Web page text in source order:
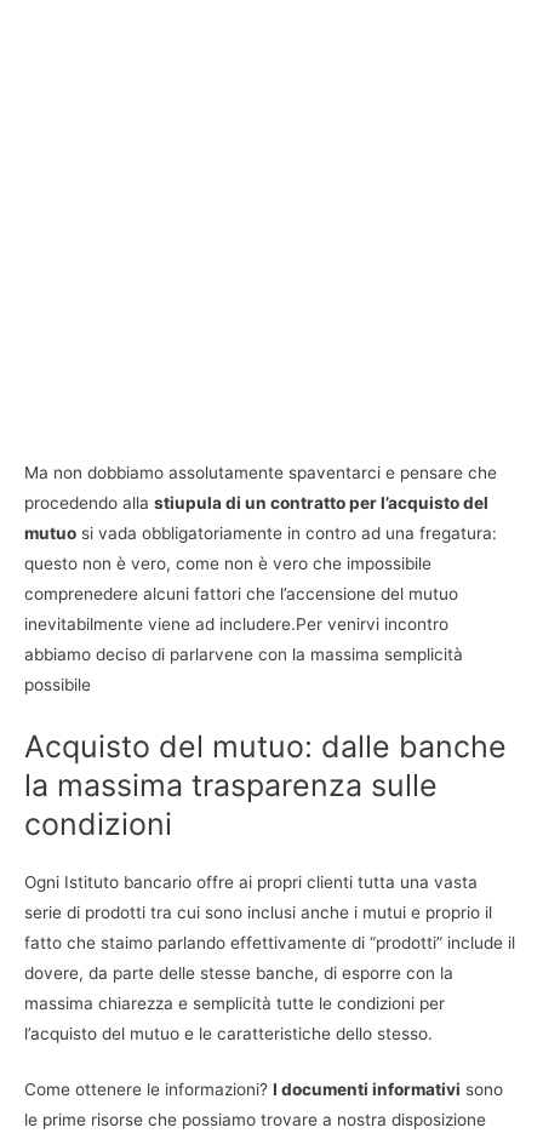
Ma non dobbiamo assolutamente spaventarci e pensare che
procedendo alla stiupula di un contratto per l’acquisto del
mutuo si vada obbligatoriamente in contro ad una fregatura:
questo non è vero, come non è vero che impossibile
comprenedere alcuni fattori che l’accensione del mutuo
inevitabilmente viene ad includere.Per venirvi incontro
abbiamo deciso di parlarvene con la massima semplicità
possibile
Acquisto del mutuo: dalle banche
la massima trasparenza sulle
condizioni
Ogni Istituto bancario offre ai propri clienti tutta una vasta
serie di prodotti tra cui sono inclusi anche i mutui e proprio il
fatto che staimo parlando effettivamente di “prodotti” include il
dovere, da parte delle stesse banche, di esporre con la
massima chiarezza e semplicità tutte le condizioni per
l’acquisto del mutuo e le caratteristiche dello stesso.
Come ottenere le informazioni? I documenti informativi sono
le prime risorse che possiamo trovare a nostra disposizione